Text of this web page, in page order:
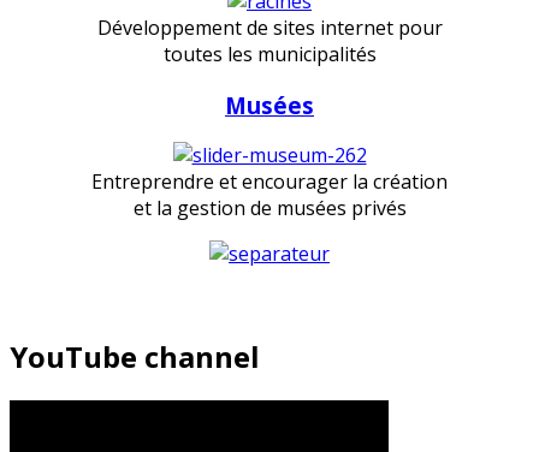
Développement de sites internet pour
toutes les municipalités
Musées
Entreprendre et encourager la création
et la gestion de musées privés
YouTube channel